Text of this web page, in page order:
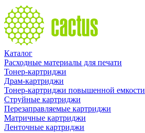
Каталог
Расходные материалы для печати
Тонер-картриджи
Драм-картриджи
Тонер-картриджи повышенной емкости
Струйные картриджи
Перезаправляемые картриджи
Матричные картриджи
Ленточные картриджи